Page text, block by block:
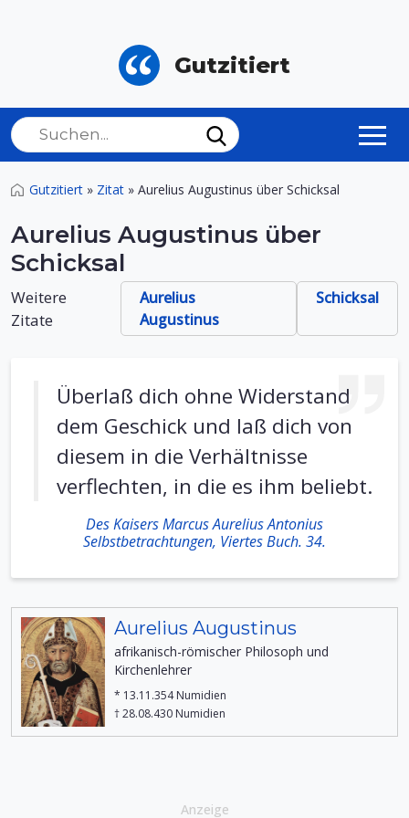
Gutzitiert
Gutzitiert » Zitat » Aurelius Augustinus über Schicksal
Aurelius Augustinus über
Schicksal
Weitere
Zitate
Aurelius
Augustinus
Schicksal
Überlaß dich ohne Widerstand
dem Geschick und laß dich von
diesem in die Verhältnisse
verflechten, in die es ihm beliebt.
Des Kaisers Marcus Aurelius Antonius
Selbstbetrachtungen, Viertes Buch. 34.
Aurelius Augustinus
afrikanisch-römischer Philosoph und
Kirchenlehrer
* 13.11.354 Numidien
† 28.08.430 Numidien
Anzeige